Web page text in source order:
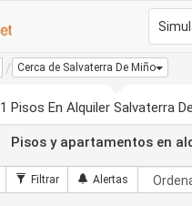
Cerca de Salvaterra De Miño
1 Pisos En Alquiler Salvaterra
Pisos y apartamentos en